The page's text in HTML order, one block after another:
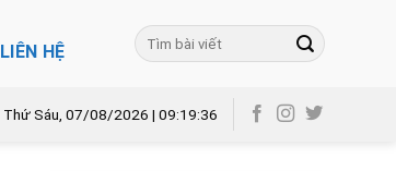
LIÊN HỆ
Thứ Sáu, 07/08/2026 | 09:19:37